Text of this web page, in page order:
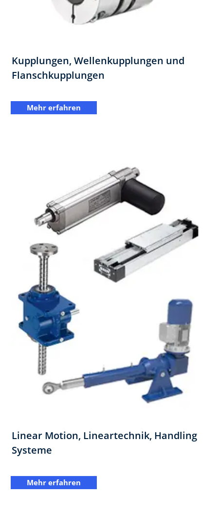
Kupplungen, Wellenkupplungen und
Flanschkupplungen
Mehr erfahren
Linear Motion, Lineartechnik, Handling
Systeme
Mehr erfahren